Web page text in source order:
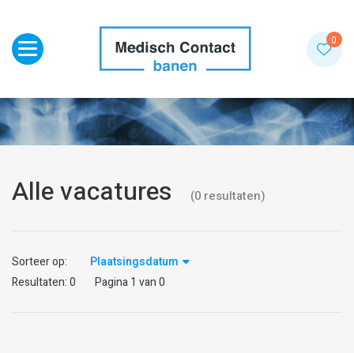
Toggle navigation 0
Alle vacatures (0 resultaten)
Sorteer op:
Plaatsingsdatum
Resultaten:0 Pagina1 van0